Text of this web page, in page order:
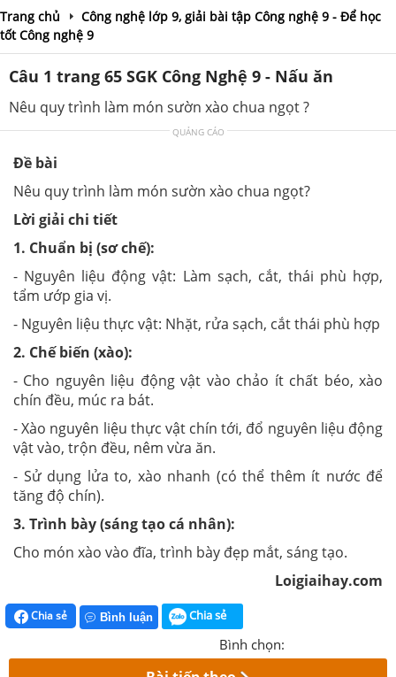
Trang chủ
Công nghệ lớp 9, giải bài tập Công nghệ 9 - Để học
tốt Công nghệ 9
Câu 1 trang 65 SGK Công Nghệ 9 - Nấu ăn
Nêu quy trình làm món sườn xào chua ngọt ?
QUẢNG CÁO
Đề bài
Nêu quy trình làm món sườn xào chua ngọt?
Lời giải chi tiết
1. Chuẩn bị (sơ chế):
- Nguyên liệu động vật: Làm sạch, cắt, thái phù hợp,
tẩm ướp gia vị.
- Nguyên liệu thực vật: Nhặt, rửa sạch, cắt thái phù hợp
2. Chế biến (xào):
- Cho nguyên liệu động vật vào chảo ít chất béo, xào
chín đều, múc ra bát.
- Xào nguyên liệu thực vật chín tới, đổ nguyên liệu động
vật vào, trộn đều, nêm vừa ăn.
- Sử dụng lửa to, xào nhanh (có thể thêm ít nước để
tăng độ chín).
3. Trình bày (sáng tạo cá nhân):
Cho món xào vào đĩa, trình bày đẹp mắt, sáng tạo.
Loigiaihay.com
Chia sẻ Bình luận Chia sẻ
Bình chọn: